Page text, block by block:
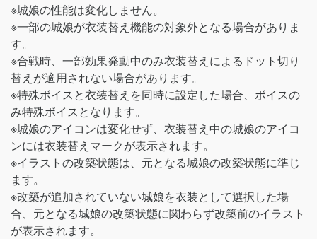
※城娘の性能は変化しません。
※一部の城娘が衣装替え機能の対象外となる場合がありま
す。
※合戦時、一部効果発動中のみ衣装替えによるドット切り
替えが適用されない場合があります。
※特殊ボイスと衣装替えを同時に設定した場合、ボイスの
み特殊ボイスとなります。
※城娘のアイコンは変化せず、衣装替え中の城娘のアイコ
ンには衣装替えマークが表示されます。
※イラストの改築状態は、元となる城娘の改築状態に準じ
ます。
※改築が追加されていない城娘を衣装として選択した場
合、元となる城娘の改築状態に関わらず改築前のイラスト
が表示されます。